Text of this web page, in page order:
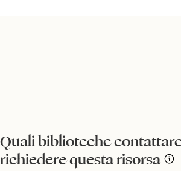
Quali biblioteche
richiedere questa risorsa